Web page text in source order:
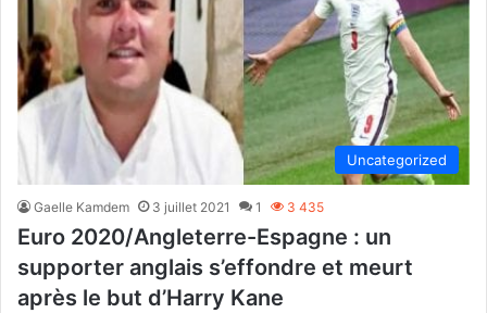
Uncategorized
Gaelle Kamdem 3 juillet 2021 1 3 435
Euro 2020/Angleterre-Espagne : un
supporter anglais s’effondre et meurt
après le but d’Harry Kane